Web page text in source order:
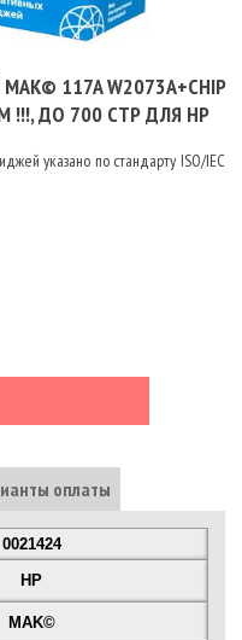
117A W2073A+CHIP
!!!, ДО 700 СТР ДЛЯ HP
указано по стандарту ISO/IEC
оплаты
0021424
HP
MAK©